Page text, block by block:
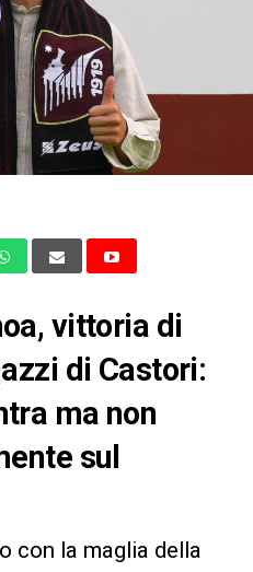
vittoria di
di Castori:
ma non
sul
con la maglia della